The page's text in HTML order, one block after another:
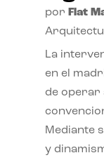
por Flat
La
en el
de operar
Mediante
y